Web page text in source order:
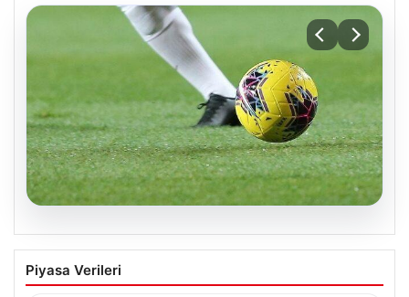
08.08.2026
Bugün hangi maçlar var? 08 Ağustos
Cumartesi 2026 günün maç programı,
Piyasa Verileri